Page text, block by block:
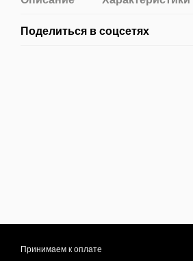
Поделиться в соцсетях
Принимаем к оплате